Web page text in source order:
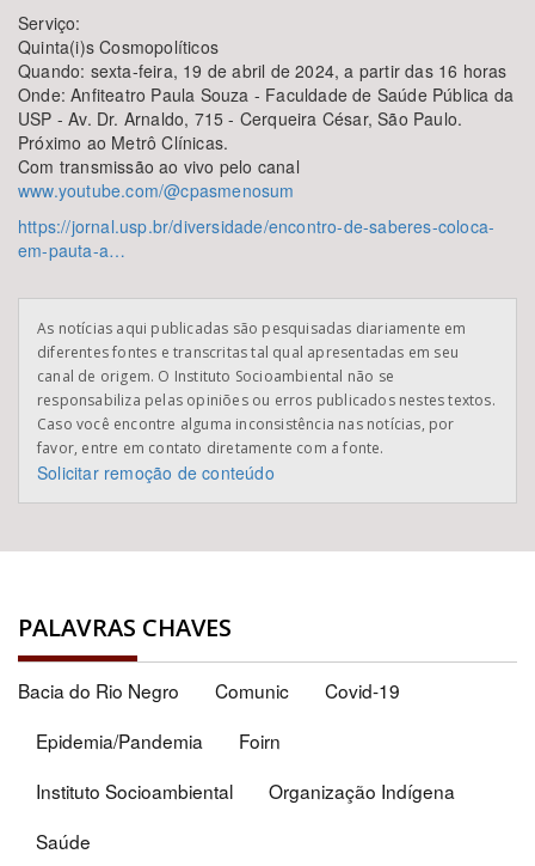
Serviço:
Quinta(i)s Cosmopolíticos
Quando: sexta-feira, 19 de abril de 2024, a partir das 16 horas
Onde: Anfiteatro Paula Souza - Faculdade de Saúde Pública da
USP - Av. Dr. Arnaldo, 715 - Cerqueira César, São Paulo.
Próximo ao Metrô Clínicas.
Com transmissão ao vivo pelo canal
www.youtube.com/@cpasmenosum
https://jornal.usp.br/diversidade/encontro-de-saberes-coloca-
em-pauta-a…
As notícias aqui publicadas são pesquisadas diariamente em
diferentes fontes e transcritas tal qual apresentadas em seu
canal de origem. O Instituto Socioambiental não se
responsabiliza pelas opiniões ou erros publicados nestes textos.
Caso você encontre alguma inconsistência nas notícias, por
favor, entre em contato diretamente com a fonte.
Solicitar remoção de conteúdo
PALAVRAS CHAVES
Bacia do Rio Negro Comunic
Covid-19
Epidemia/Pandemia
Foirn
Instituto Socioambiental
Organização Indígena
Saúde